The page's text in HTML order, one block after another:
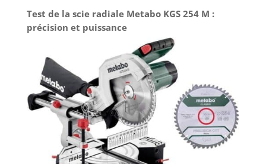
Test de la scie radiale Metabo KGS 254 M :
précision et puissance